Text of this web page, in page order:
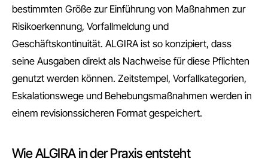
bestimmten Größe zur Einführung von Maßnahmen zur
Risikoerkennung, Vorfallmeldung und
Geschäftskontinuität. ALGIRA ist so konzipiert, dass
seine Ausgaben direkt als Nachweise für diese Pflichten
genutzt werden können. Zeitstempel, Vorfallkategorien,
Eskalationswege und Behebungsmaßnahmen werden in
einem revisionssicheren Format gespeichert.
Wie ALGIRA in der Praxis entsteht